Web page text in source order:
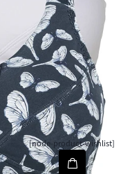
[node-product-wishlist]